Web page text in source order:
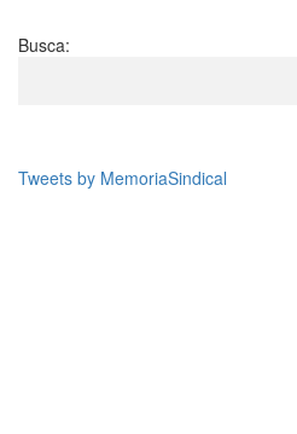
Busca:
Tweets by MemoriaSindical